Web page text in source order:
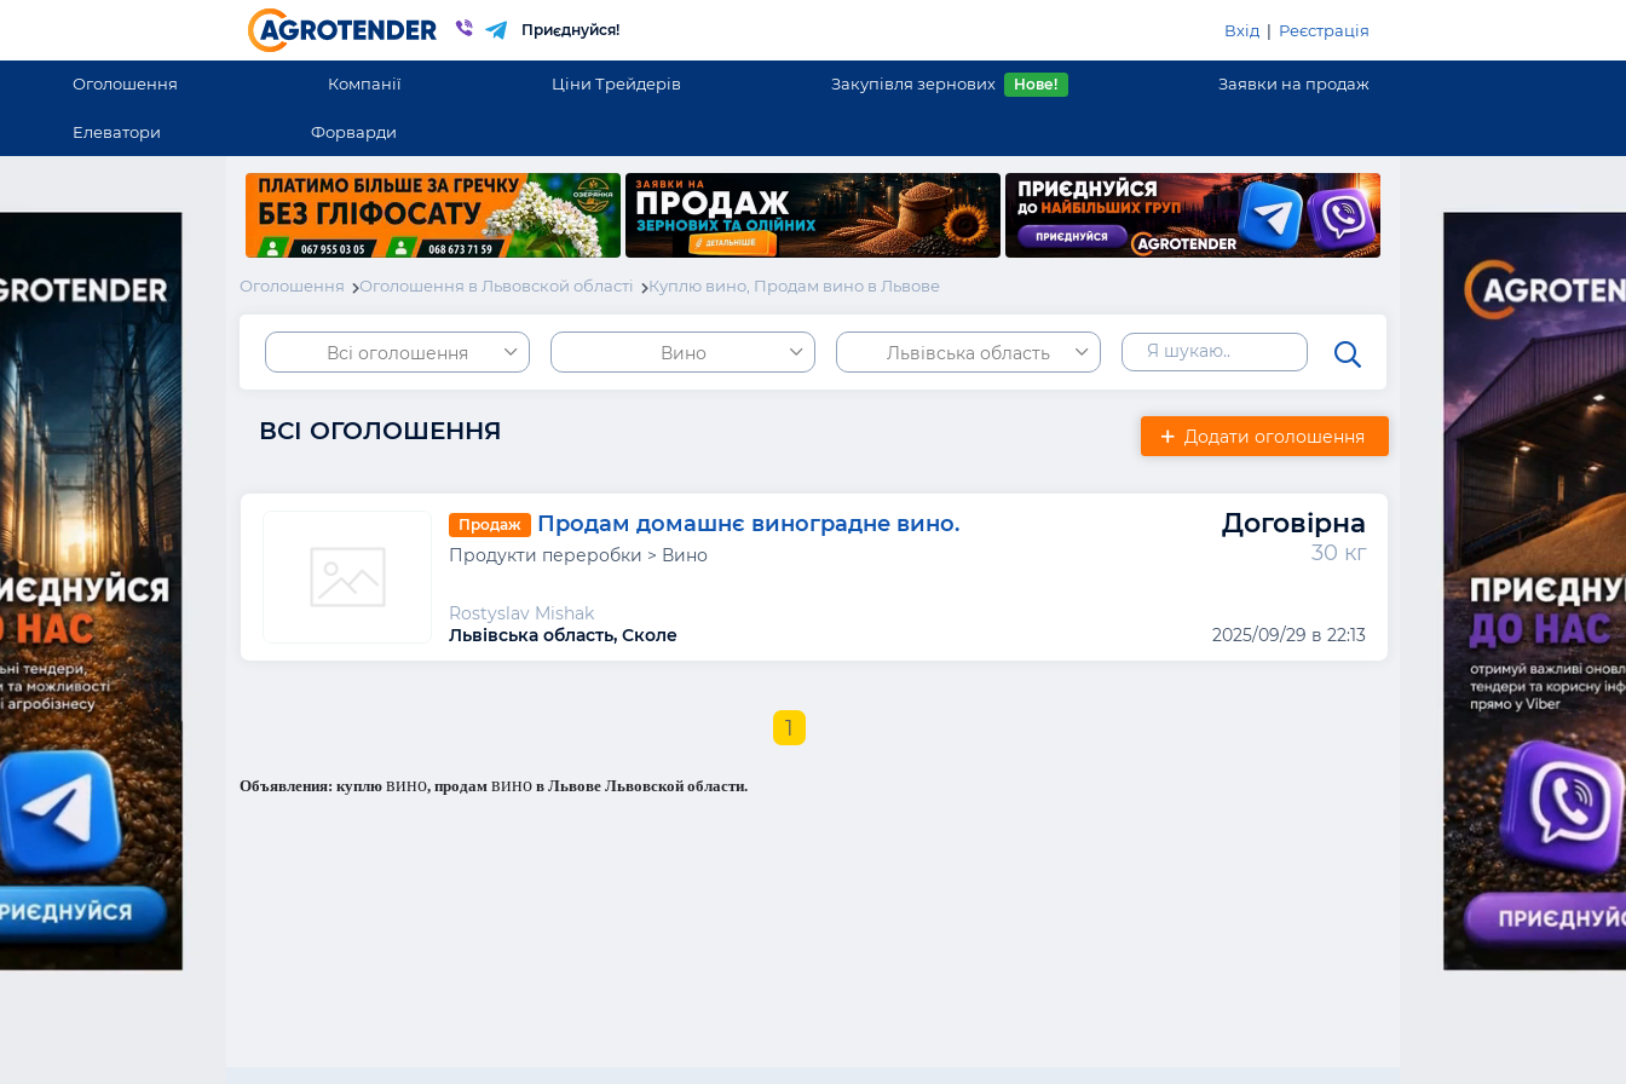
Приєднуйся! Вхід | Реєстрація
Оголошення Компанії Ціни Трейдерів Закупівля зернових Нове! Заявки на продаж
Елеватори Форварди
Оголошення Оголошення в Львовской області Куплю вино, Продам вино в Львове
Всі оголошення Вино Львівська область
Додати оголошення
ВСІ ОГОЛОШЕННЯ
Продаж Продам домашнє виноградне вино. Договірна
Продукти переробки > Вино 30 кг
Rostyslav Mishak
Львівська область, Сколе
2025/09/29 в 22:13
1
Объявления: куплю вино, продам вино в Львове Львовской области.